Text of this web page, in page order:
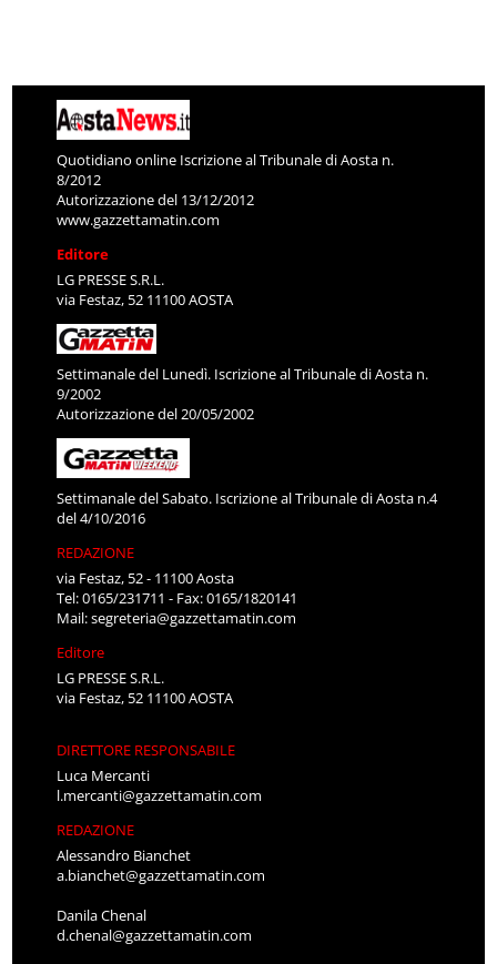
Quotidiano online Iscrizione al Tribunale di Aosta n.
8/2012
Autorizzazione del 13/12/2012
www.gazzettamatin.com
Editore
LG PRESSE S.R.L.
via Festaz, 52 11100 AOSTA
Settimanale del Lunedì. Iscrizione al Tribunale di Aosta n.
9/2002
Autorizzazione del 20/05/2002
Settimanale del Sabato. Iscrizione al Tribunale di Aosta n.4
del 4/10/2016
REDAZIONE
via Festaz, 52 - 11100 Aosta
Tel: 0165/231711 - Fax: 0165/1820141
Mail:segreteria@gazzettamatin.com
Editore
LG PRESSE S.R.L.
via Festaz, 52 11100 AOSTA
DIRETTORE RESPONSABILE
Luca Mercanti
l.mercanti@gazzettamatin.com
REDAZIONE
Alessandro Bianchet
a.bianchet@gazzettamatin.com
Danila Chenal
d.chenal@gazzettamatin.com